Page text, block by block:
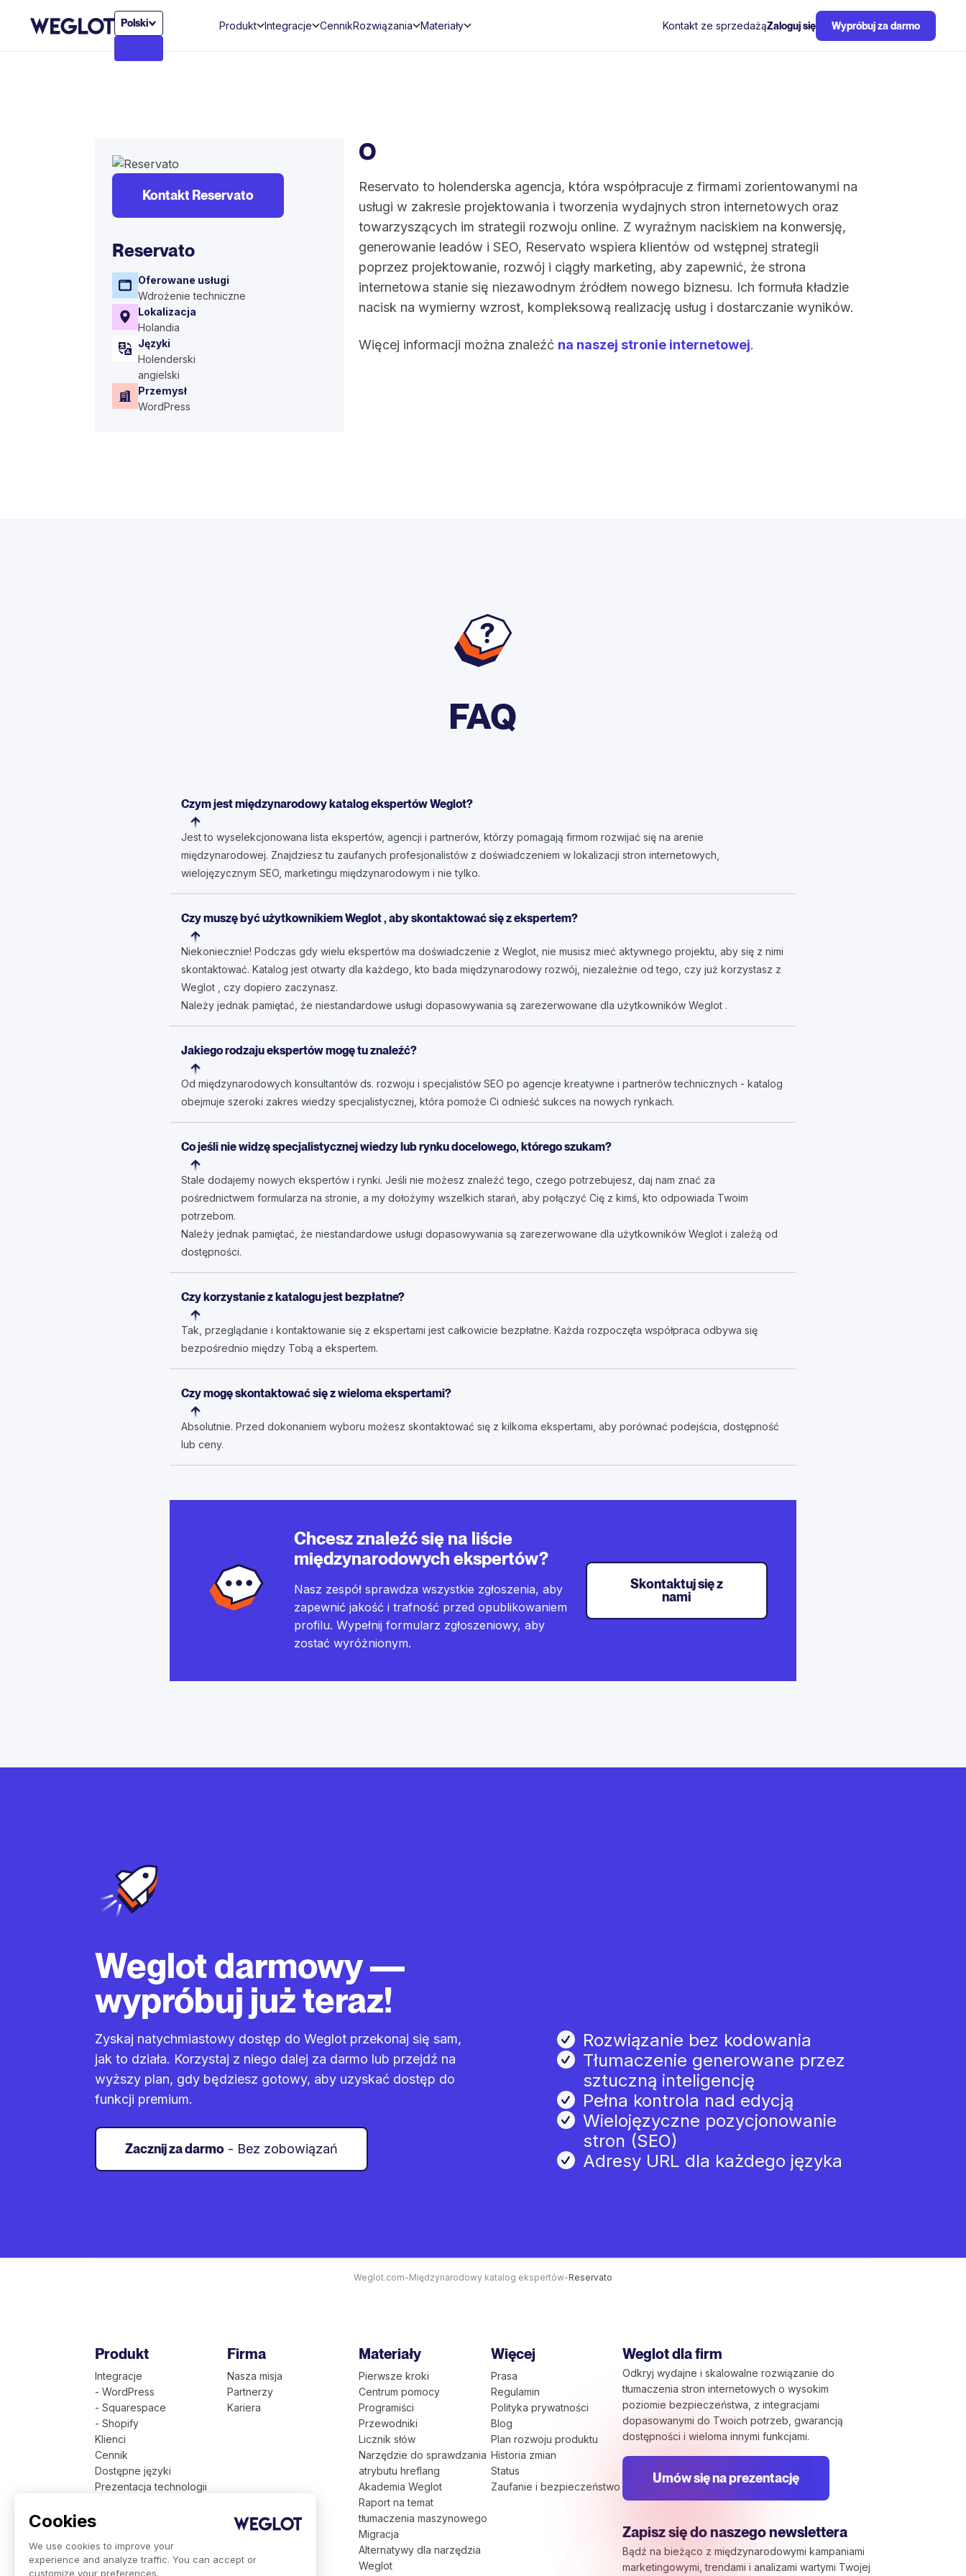
Cookies
We use cookies to improve your
experience and analyze traffic. You can accept or
customize your preferences.
Polski Produkt Integracje CennikRozwiązania Materiały Kontakt ze sprzedażąZaloguj się Wypróbuj za darmo
Kontakt Reservato
Reservato
Oferowane usługi
Wdrożenie techniczne
Lokalizacja
Holandia
Języki
Holenderski
angielski
Przemysł
WordPress
O
Reservato to holenderska agencja, która współpracuje z firmami zorientowanymi na
usługi w zakresie projektowania i tworzenia wydajnych stron internetowych oraz
towarzyszących im strategii rozwoju online. Z wyraźnym naciskiem na konwersję,
generowanie leadów i SEO, Reservato wspiera klientów od wstępnej strategii
poprzez projektowanie, rozwój i ciągły marketing, aby zapewnić, że strona
internetowa stanie się niezawodnym źródłem nowego biznesu. Ich formuła kładzie
nacisk na wymierny wzrost, kompleksową realizację usług i dostarczanie wyników.
Więcej informacji można znaleźć na naszej stronie internetowej.
FAQ
Czym jest międzynarodowy katalog ekspertów Weglot?
Jest to wyselekcjonowana lista ekspertów, agencji i partnerów, którzy pomagają firmom rozwijać się na arenie
międzynarodowej. Znajdziesz tu zaufanych profesjonalistów z doświadczeniem w lokalizacji stron internetowych,
wielojęzycznym SEO, marketingu międzynarodowym i nie tylko.
Czy muszę być użytkownikiem Weglot , aby skontaktować się z ekspertem?
Niekoniecznie! Podczas gdy wielu ekspertów ma doświadczenie z Weglot, nie musisz mieć aktywnego projektu, aby się z nimi
skontaktować. Katalog jest otwarty dla każdego, kto bada międzynarodowy rozwój, niezależnie od tego, czy już korzystasz z
Weglot , czy dopiero zaczynasz.
Należy jednak pamiętać, że niestandardowe usługi dopasowywania są zarezerwowane dla użytkowników Weglot .
Jakiego rodzaju ekspertów mogę tu znaleźć?
Od międzynarodowych konsultantów ds. rozwoju i specjalistów SEO po agencje kreatywne i partnerów technicznych - katalog
obejmuje szeroki zakres wiedzy specjalistycznej, która pomoże Ci odnieść sukces na nowych rynkach.
Co jeśli nie widzę specjalistycznej wiedzy lub rynku docelowego, którego szukam?
Stale dodajemy nowych ekspertów i rynki. Jeśli nie możesz znaleźć tego, czego potrzebujesz, daj nam znać za
pośrednictwem formularza na stronie, a my dołożymy wszelkich starań, aby połączyć Cię z kimś, kto odpowiada Twoim
potrzebom.
Należy jednak pamiętać, że niestandardowe usługi dopasowywania są zarezerwowane dla użytkowników Weglot i zależą od
dostępności.
Czy korzystanie z katalogu jest bezpłatne?
Tak, przeglądanie i kontaktowanie się z ekspertami jest całkowicie bezpłatne. Każda rozpoczęta współpraca odbywa się
bezpośrednio między Tobą a ekspertem.
Czy mogę skontaktować się z wieloma ekspertami?
Absolutnie. Przed dokonaniem wyboru możesz skontaktować się z kilkoma ekspertami, aby porównać podejścia, dostępność
lub ceny.
Chcesz znaleźć się na liście
międzynarodowych ekspertów?
Nasz zespół sprawdza wszystkie zgłoszenia, aby
zapewnić jakość i trafność przed opublikowaniem
profilu. Wypełnij formularz zgłoszeniowy, aby
zostać wyróżnionym.
Skontaktuj się z
nami
Weglot darmowy —
wypróbuj już teraz!
Zyskaj natychmiastowy dostęp do Weglot przekonaj się sam,
jak to działa. Korzystaj z niego dalej za darmo lub przejdź na
wyższy plan, gdy będziesz gotowy, aby uzyskać dostęp do
funkcji premium.
Zacznij za darmo - Bez zobowiązań
Rozwiązanie bez kodowania
Tłumaczenie generowane przez
sztuczną inteligencję
Pełna kontrola nad edycją
Wielojęzyczne pozycjonowanie
stron (SEO)
Adresy URL dla każdego języka
Weglot.com-Międzynarodowy katalog ekspertów-Reservato
Produkt
Integracje
- WordPress
- Squarespace
- Shopify
Klienci
Cennik
Dostępne języki
Prezentacja technologii
Firma
Nasza misja
Partnerzy
Kariera
Materiały
Pierwsze kroki
Centrum pomocy
Programiści
Przewodniki
Licznik słów
Narzędzie do sprawdzania
atrybutu hreflang
Akademia Weglot
Raport na temat
tłumaczenia maszynowego
Migracja
Alternatywy dla narzędzia
Weglot
Więcej
Prasa
Regulamin
Polityka prywatności
Blog
Plan rozwoju produktu
Historia zmian
Status
Zaufanie i bezpieczeństwo
Weglot dla firm
Odkryj wydajne i skalowalne rozwiązanie do
tłumaczenia stron internetowych o wysokim
poziomie bezpieczeństwa, z integracjami
dopasowanymi do Twoich potrzeb, gwarancją
dostępności i wieloma innymi funkcjami.
Umów się na prezentację
Zapisz się do naszego newslettera
Bądź na bieżąco z międzynarodowymi kampaniami
marketingowymi, trendami i analizami wartymi Twojej